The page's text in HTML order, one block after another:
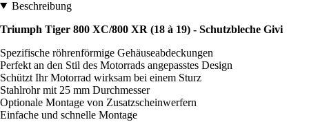
Beschreibung
Triumph Tiger 800 XC/800 XR (18 à 19) - Schutzbleche Givi
Spezifische röhrenförmige Gehäuseabdeckungen
Perfekt an den Stil des Motorrads angepasstes Design
Schützt Ihr Motorrad wirksam bei einem Sturz
Stahlrohr mit 25 mm Durchmesser
Optionale Montage von Zusatzscheinwerfern
Einfache und schnelle Montage